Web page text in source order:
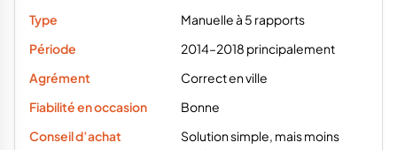
Manuelle à 5 rapports
2014–2018 principalement
Correct en ville
Bonne
Solution simple, mais moins